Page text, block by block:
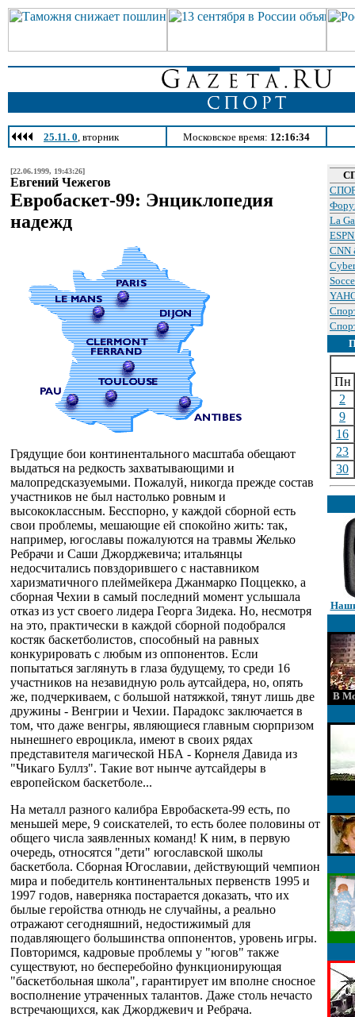
25.11. 0, вторник Московское время: 12:16:34
[22.06.1999, 19:43:26]
Евгений Чежегов
Евробаскет-99: Энциклопедия
надежд
Грядущие бои континентального масштаба обещают
выдаться на редкость захватывающими и
малопредсказуемыми. Пожалуй, никогда прежде состав
участников не был настолько ровным и
высококлассным. Бесспорно, у каждой сборной есть
свои проблемы, мешающие ей спокойно жить: так,
например, югославы пожалуются на травмы Желько
Ребрачи и Саши Джорджевича; итальянцы
недосчитались повздорившего с наставником
харизматичного плеймейкера Джанмарко Поццекко, а
сборная Чехии в самый последний момент услышала
отказ из уст своего лидера Георга Зидека. Но, несмотря
на это, практически в каждой сборной подобрался
костяк баскетболистов, способный на равных
конкурировать с любым из оппонентов. Если
попытаться заглянуть в глаза будущему, то среди 16
участников на незавидную роль аутсайдера, но, опять
же, подчеркиваем, с большой натяжкой, тянут лишь две
дружины - Венгрии и Чехии. Парадокс заключается в
том, что даже венгры, являющиеся главным сюрпризом
нынешнего евроцикла, имеют в своих рядах
представителя магической НБА - Корнеля Давида из
"Чикаго Буллз". Такие вот нынче аутсайдеры в
европейском баскетболе...
На металл разного калибра Евробаскета-99 есть, по
меньшей мере, 9 соискателей, то есть более половины от
общего числа заявленных команд! К ним, в первую
очередь, относятся "дети" югославской школы
баскетбола. Сборная Югославии, действующий чемпион
мира и победитель континентальных первенств 1995 и
1997 годов, наверняка постарается доказать, что их
былые геройства отнюдь не случайны, а реально
отражают сегодняшний, недостижимый для
подавляющего большинства оппонентов, уровень игры.
Повторимся, кадровые проблемы у "югов" также
существуют, но бесперебойно функционирующая
"баскетбольная школа", гарантирует им вполне сносное
восполнение утраченных талантов. Даже столь нечасто
встречающихся, как Джорджевич и Ребрача.
La
CNN
Пн
2
9
16
23
30
В